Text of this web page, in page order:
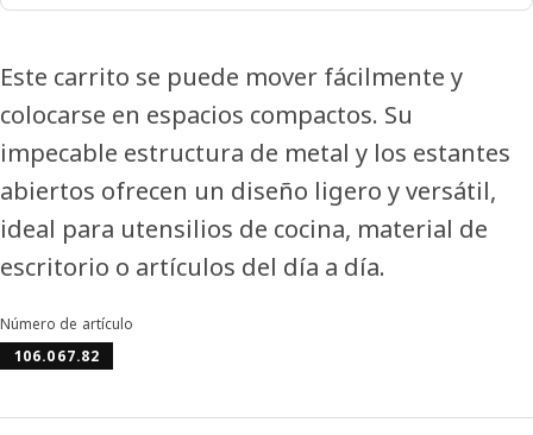
Este carrito se puede mover fácilmente y
colocarse en espacios compactos. Su
impecable estructura de metal y los estantes
abiertos ofrecen un diseño ligero y versátil,
ideal para utensilios de cocina, material de
escritorio o artículos del día a día.
Número de artículo
106.067.82